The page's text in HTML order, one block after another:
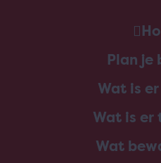
Plan je
Wat is
Wat is er
Wat